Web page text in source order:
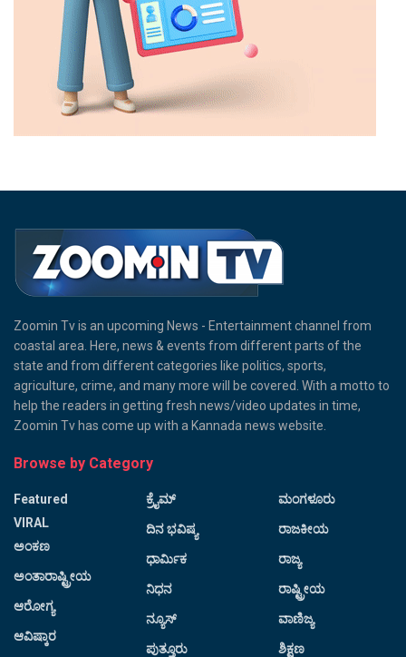
Zoomin Tv is an upcoming News - Entertainment channel from
coastal area. Here, news & events from different parts of the
state and from different categories like politics, sports,
agriculture, crime, and many more will be covered. With a motto to
help the readers in getting fresh news/video updates in time,
Zoomin Tv has come up with a Kannada news website.
Browse by Category
Featured
VIRAL
ಅಂಕಣ
ಅಂತಾರಾಷ್ಟ್ರೀಯ
ಆರೋಗ್ಯ
ಆವಿಷ್ಕಾರ
ಕ್ರೈಮ್
ದಿನ ಭವಿಷ್ಯ
ಧಾರ್ಮಿಕ
ನಿಧನ
ನ್ಯೂಸ್
ಪುತ್ತೂರು
ಮಂಗಳೂರು
ರಾಜಕೀಯ
ರಾಜ್ಯ
ರಾಷ್ಟ್ರೀಯ
ವಾಣಿಜ್ಯ
ಶಿಕ್ಷಣ